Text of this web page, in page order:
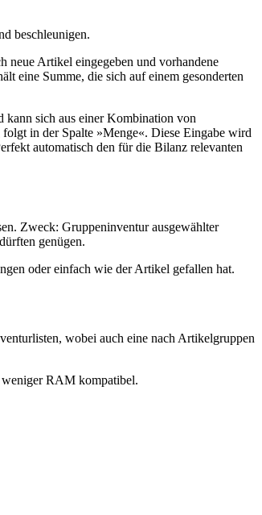
beschleunigen.
neue Artikel eingegeben und vorhandene
eine Summe, die sich auf einem gesonderten
kann sich aus einer Kombination von
in der Spalte »Menge«. Diese Eingabe wird
automatisch den für die Bilanz relevanten
Zweck: Gruppeninventur ausgewählter
genügen.
oder einfach wie der Artikel gefallen hat.
wobei auch eine nach Artikelgruppen
RAM kompatibel.